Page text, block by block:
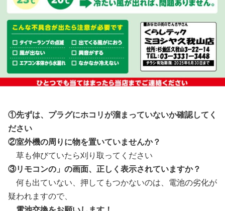
①先ずは、プラグにホコリが溜まっていないか確認してく
ださい
②室外機の周りに物を置いていませんか？
草も伸びていたら刈り取ってください
③リモコンの」の画面、正しく表示されていますか？
何も出ていない、押してもつかないのは、電池の劣化が
疑われますので、